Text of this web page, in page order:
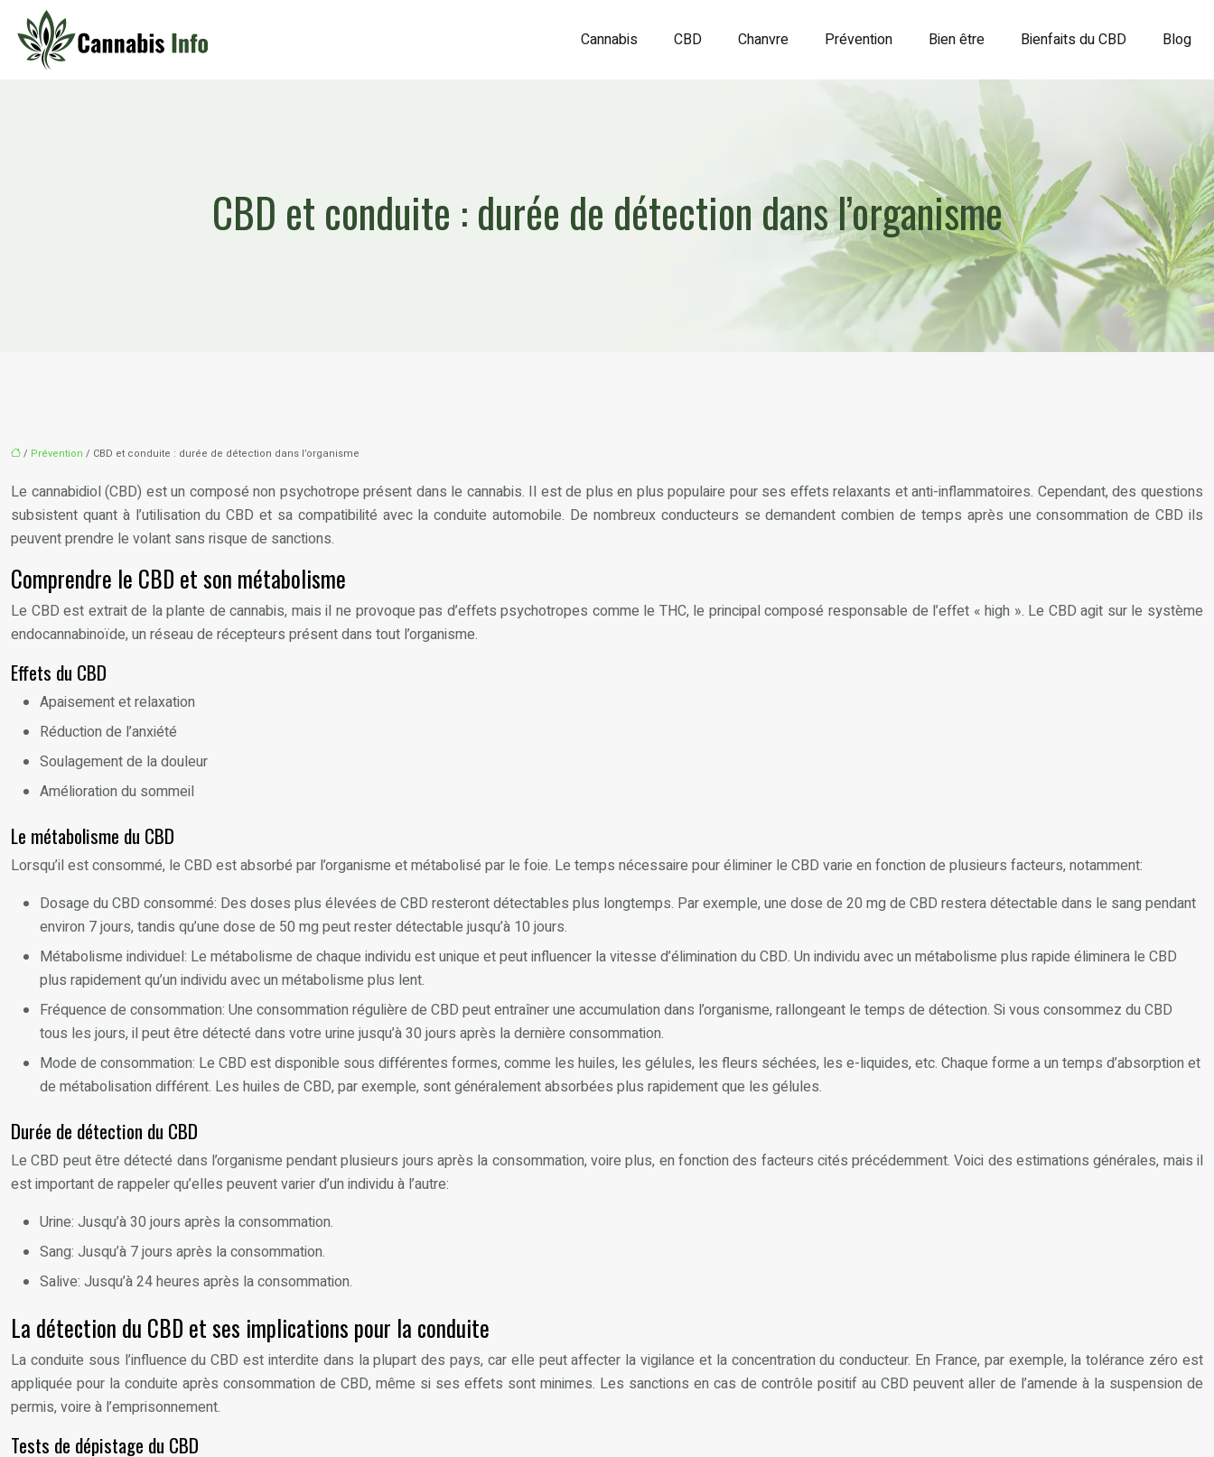
Cannabis CBD Chanvre Prévention Bien être Bienfaits du CBD Blog
CBD et conduite : durée de détection dans l’organisme
/ Prévention / CBD et conduite : durée de détection dans l’organisme
Le cannabidiol (CBD) est un composé non psychotrope présent dans le cannabis. Il est de plus en plus populaire pour ses effets relaxants et anti-inflammatoires. Cependant, des questions
subsistent quant à l’utilisation du CBD et sa compatibilité avec la conduite automobile. De nombreux conducteurs se demandent combien de temps après une consommation de CBD ils
peuvent prendre le volant sans risque de sanctions.
Comprendre le CBD et son métabolisme
Le CBD est extrait de la plante de cannabis, mais il ne provoque pas d’effets psychotropes comme le THC, le principal composé responsable de l’effet « high ». Le CBD agit sur le système
endocannabinoïde, un réseau de récepteurs présent dans tout l’organisme.
Effets du CBD
Apaisement et relaxation
Réduction de l’anxiété
Soulagement de la douleur
Amélioration du sommeil
Le métabolisme du CBD
Lorsqu’il est consommé, le CBD est absorbé par l’organisme et métabolisé par le foie. Le temps nécessaire pour éliminer le CBD varie en fonction de plusieurs facteurs, notamment:
Dosage du CBD consommé: Des doses plus élevées de CBD resteront détectables plus longtemps. Par exemple, une dose de 20 mg de CBD restera détectable dans le sang pendant
environ 7 jours, tandis qu’une dose de 50 mg peut rester détectable jusqu’à 10 jours.
Métabolisme individuel: Le métabolisme de chaque individu est unique et peut influencer la vitesse d’élimination du CBD. Un individu avec un métabolisme plus rapide éliminera le CBD
plus rapidement qu’un individu avec un métabolisme plus lent.
Fréquence de consommation: Une consommation régulière de CBD peut entraîner une accumulation dans l’organisme, rallongeant le temps de détection. Si vous consommez du CBD
tous les jours, il peut être détecté dans votre urine jusqu’à 30 jours après la dernière consommation.
Mode de consommation: Le CBD est disponible sous différentes formes, comme les huiles, les gélules, les fleurs séchées, les e-liquides, etc. Chaque forme a un temps d’absorption et
de métabolisation différent. Les huiles de CBD, par exemple, sont généralement absorbées plus rapidement que les gélules.
Durée de détection du CBD
Le CBD peut être détecté dans l’organisme pendant plusieurs jours après la consommation, voire plus, en fonction des facteurs cités précédemment. Voici des estimations générales, mais il
est important de rappeler qu’elles peuvent varier d’un individu à l’autre:
Urine: Jusqu’à 30 jours après la consommation.
Sang: Jusqu’à 7 jours après la consommation.
Salive: Jusqu’à 24 heures après la consommation.
La détection du CBD et ses implications pour la conduite
La conduite sous l’influence du CBD est interdite dans la plupart des pays, car elle peut affecter la vigilance et la concentration du conducteur. En France, par exemple, la tolérance zéro est
appliquée pour la conduite après consommation de CBD, même si ses effets sont minimes. Les sanctions en cas de contrôle positif au CBD peuvent aller de l’amende à la suspension de
permis, voire à l’emprisonnement.
Tests de dépistage du CBD